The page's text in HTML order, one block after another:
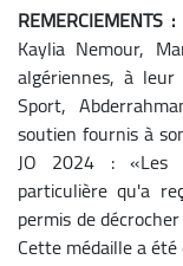
REMERCIEMENTS :
Kaylia Nemour,
algériennes, à
Sport,
soutien fournis à
JO 2024 : «Les
particulière qu'a
permis de
Cette médaille a